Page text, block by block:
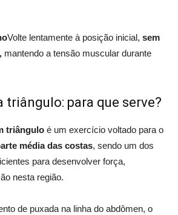
Volte lentamente à posição inicial, sem
mantendo a tensão muscular durante
triângulo: para que serve?
triângulo é um exercício voltado para o
média das costas, sendo um dos
para desenvolver força,
nesta região.
de puxada na linha do abdômen, o